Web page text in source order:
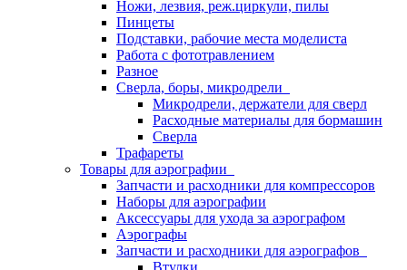
Ножи, лезвия, реж.циркули, пилы
Пинцеты
Подставки, рабочие места моделиста
Работа с фототравлением
Разное
Сверла, боры, микродрели
Микродрели, держатели для сверл
Расходные материалы для бормашин
Сверла
Трафареты
Товары для аэрографии
Запчасти и расходники для компрессоров
Наборы для аэрографии
Аксессуары для ухода за аэрографом
Аэрографы
Запчасти и расходники для аэрографов
Втулки